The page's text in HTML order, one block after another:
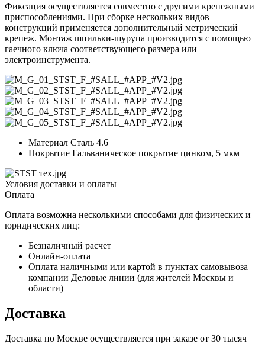
Фиксация осуществляется совместно с другими крепежными
приспособлениями. При сборке нескольких видов
конструкций применяется дополнительный метрический
крепеж. Монтаж шпильки-шурупа производится с помощью
гаечного ключа соответствующего размера или
электроинструмента.
Материал Сталь 4.6
Покрытие Гальваническое покрытие цинком, 5 мкм
Условия доставки и оплаты
Оплата
Оплата возможна несколькими способами для физических и
юридических лиц:
Безналичный расчет
Онлайн-оплата
Оплата наличными или картой в пунктах самовывоза
компании Деловые линии (для жителей Москвы и
области)
Доставка
Доставка по Москве осуществляется при заказе от 30 тысяч